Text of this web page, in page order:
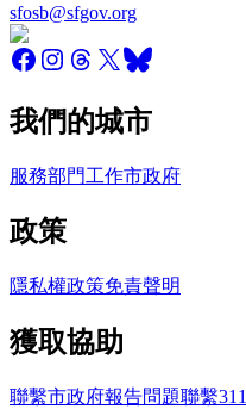
sfosb@sfgov.org
我們的城市
服務部門工作市政府
政策
隱私權政策免責聲明
獲取協助
聯繫市政府報告問題聯繫311